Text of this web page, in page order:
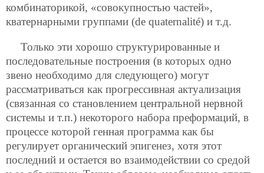
комбинаторикой, «совокупностью частей»,
кватернарными группами (de quaternalité) и т.д.
Только эти хорошо структурированные и
последовательные построения (в которых одно
звено необходимо для следующего) могут
рассматриваться как прогрессивная актуализация
(связанная со становлением центральной нервной
системы и т.п.) некоторого набора преформаций, в
процессе которой генная программа как бы
регулирует органический эпигенез, хотя этот
последний и остается во взаимодействии со средой